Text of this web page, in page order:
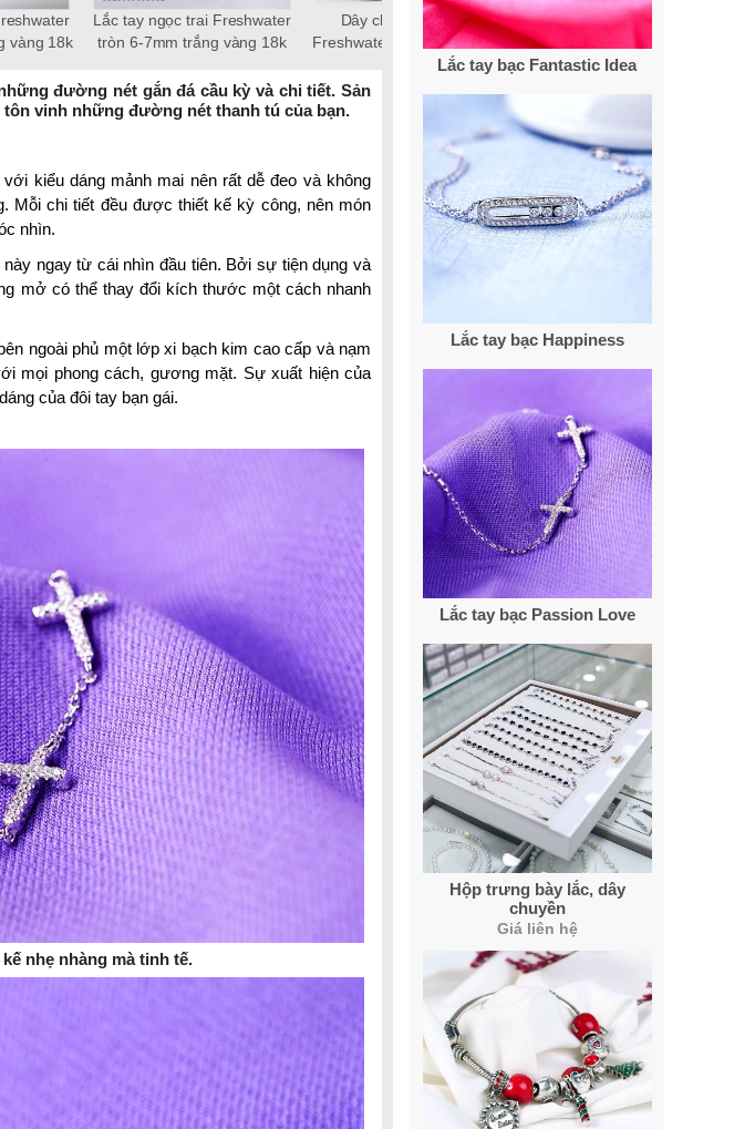
trai
vàng
chuỗi ngọc trai Freshwater 18k,
ngọc trai tròn 3-4mm Elegance
Bông tai ngọc trai thật 8-9mm Lắc tay ngọc trai tròn 10-12mm
đường nét gắn đá cầu kỳ và chi tiết. Sản
vinh những đường nét thanh tú của bạn.
kiểu dáng mảnh mai nên rất dễ đeo và không
Mỗi chi tiết đều được thiết kế kỳ công, nên món
nhìn.
này ngay từ cái nhìn đầu tiên. Bởi sự tiện dụng và
mở có thể thay đổi kích thước một cách nhanh
ngoài phủ một lớp xi bạch kim cao cấp và nạm
mọi phong cách, gương mặt. Sự xuất hiện của
của đôi tay bạn gái.
nhẹ nhàng mà tinh tế.
Lắc tay bạc Fantastic Idea
Lắc tay bạc Happiness
Lắc tay bạc Passion Love
Hộp trưng bày lắc, dây
chuyền
Giá liên hệ